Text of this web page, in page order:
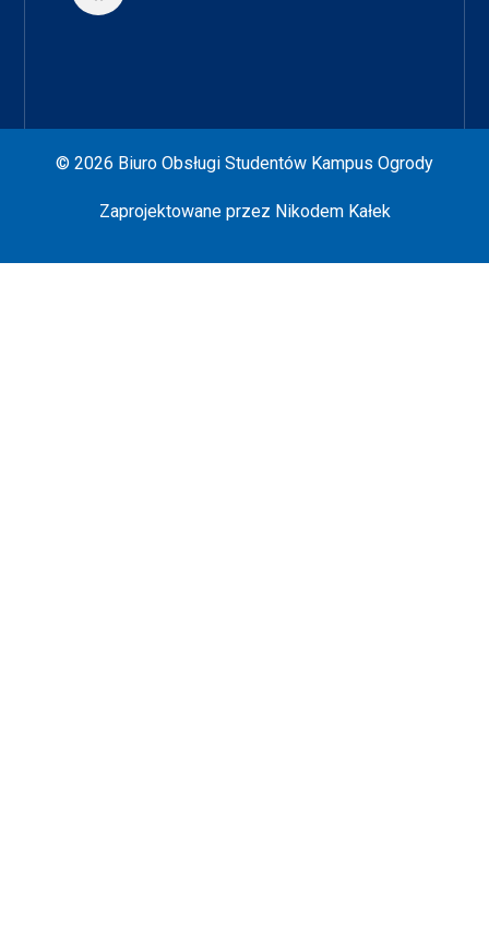
© 2026 Biuro Obsługi Studentów Kampus Ogrody
Zaprojektowane przez Nikodem Kałek